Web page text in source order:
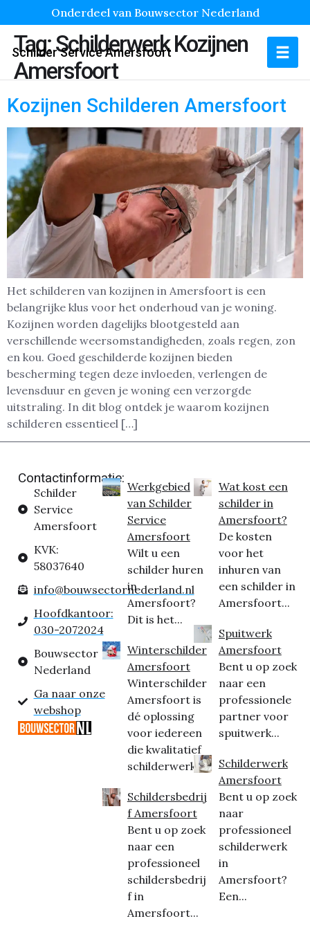
Onderdeel van Bouwsector Nederland
Schilder Service Amersfoort
Tag:Schilderwerk Kozijnen
Amersfoort
Kozijnen Schilderen Amersfoort
Het schilderen van kozijnen in Amersfoort is een
belangrijke klus voor het onderhoud van je woning.
Kozijnen worden dagelijks blootgesteld aan
verschillende weersomstandigheden, zoals regen, zon
en kou. Goed geschilderde kozijnen bieden
bescherming tegen deze invloeden, verlengen de
levensduur en geven je woning een verzorgde
uitstraling. In dit blog ontdek je waarom kozijnen
schilderen essentieel […]
Contactinformatie:
Schilder
Service
Amersfoort
KVK:
58037640
info@bouwsectornederland.nl
Hoofdkantoor:
030-2072024
Bouwsector
Nederland
Ga naar onze
webshop
Werkgebied
van Schilder
Service
Amersfoort
Wilt u een
schilder huren
in
Amersfoort?
Dit is het...
Winterschilder
Amersfoort
Winterschilder
Amersfoort is
dé oplossing
voor iedereen
die kwalitatief
schilderwerk...
Schildersbedrij
f Amersfoort
Bent u op zoek
naar een
professioneel
schildersbedrij
f in
Amersfoort...
Wat kost een
schilder in
Amersfoort?
De kosten
voor het
inhuren van
een schilder in
Amersfoort...
Spuitwerk
Amersfoort
Bent u op zoek
naar een
professionele
partner voor
spuitwerk...
Schilderwerk
Amersfoort
Bent u op zoek
naar
professioneel
schilderwerk
in
Amersfoort?
Een...